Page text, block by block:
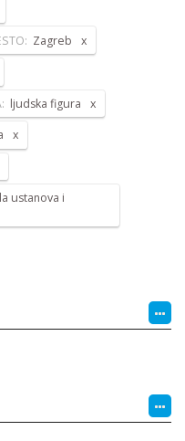
Zagreb
ljudska figura
ustanova i